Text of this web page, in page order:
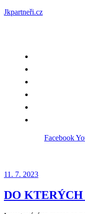
Jkpartneři.cz
Facebook
11. 7. 2023
DO